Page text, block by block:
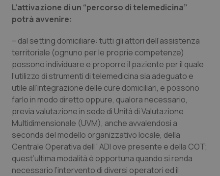
Toscana
Umbria
Valle D’Aosta
Veneto
Obesità
Oftalmologia
Oncodermatologia
Oncoematologia
Oncologia & Nutrizione
Psoriasi & pelle
Quotidiano Cardiologia
L’attivazione di un “percorso di telemedicina”
potrà avvenire:
– dal setting domiciliare: tutti gli attori dell’assistenza
territoriale (ognuno per le proprie competenze)
possono individuare e proporre il paziente per il quale
l’utilizzo di strumenti di telemedicina sia adeguato e
utile all’integrazione delle cure domiciliari, e possono
farlo in modo diretto oppure, qualora necessario,
previa valutazione in sede di Unità di Valutazione
Multidimensionale (UVM), anche avvalendosi a
seconda del modello organizzativo locale, della
Centrale Operativa dell ‘ ADI ove presente e della COT;
quest’ultima modalità è opportuna quando si renda
necessario l’intervento di diversi operatori ed il